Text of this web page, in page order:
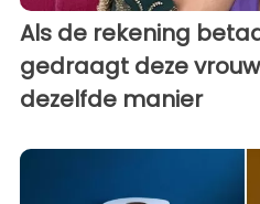
Als de rekening
gedraagt ​​deze
dezelfde manier